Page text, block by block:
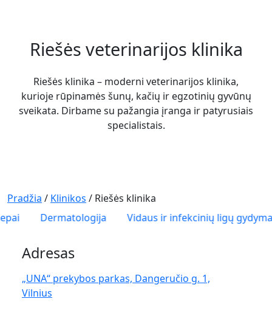
Riešės veterinarijos klinika
Riešės klinika – moderni veterinarijos klinika,
kurioje rūpinamės šunų, kačių ir egzotinių gyvūnų
sveikata. Dirbame su pažangia įranga ir patyrusiais
specialistais.
Pradžia / Klinikos / Riešės klinika
Dermatologija
Vidaus ir infekcinių ligų gydymas
Adresas
„UNA“ prekybos parkas, Dangeručio g. 1,
Vilnius